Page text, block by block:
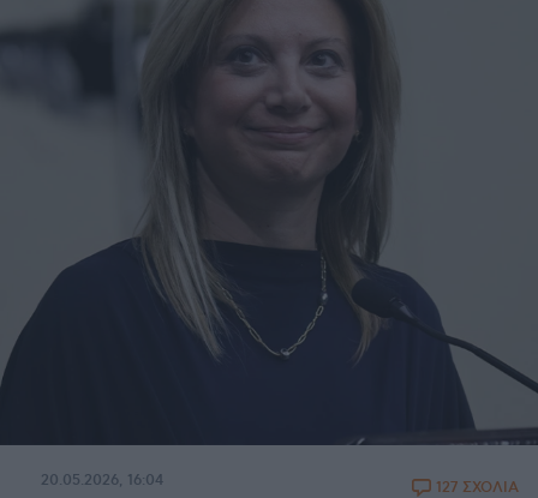
20.05.2026, 16:04 127 ΣΧΟΛΙΑ